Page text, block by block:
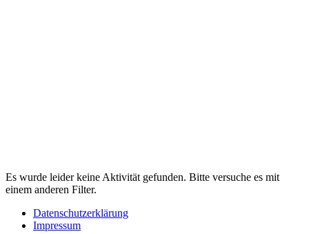
Es wurde leider keine Aktivität gefunden. Bitte versuche es mit
einem anderen Filter.
Datenschutzerklärung
Impressum